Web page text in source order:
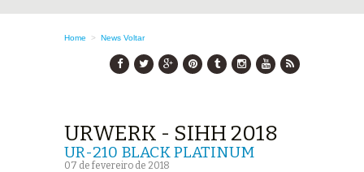
Home > News Voltar
URWERK - SIHH 2018
UR-210 BLACK PLATINUM
07 de fevereiro de 2018